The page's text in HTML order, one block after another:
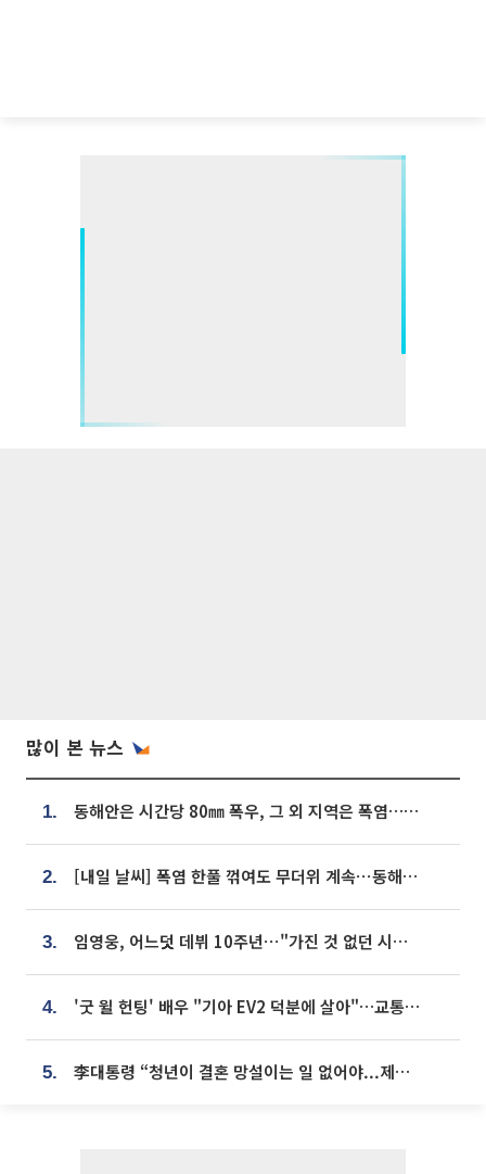
많이 본 뉴스
1. 동해안은 시간당 80㎜ 폭우, 그 외 지역은 폭염…‘극과 극 날씨’
2. [내일 날씨] 폭염 한풀 꺾여도 무더위 계속⋯동해안 이틀 연속 비
3. 임영웅, 어느덧 데뷔 10주년⋯"가진 것 없던 시절, 내 앞엔 20명의 팬뿐"
4. '굿 윌 헌팅' 배우 "기아 EV2 덕분에 살아"…교통사고 후 안전성 극찬
5. 李대통령 “청년이 결혼 망설이는 일 없어야...제도상 불이익 조사”